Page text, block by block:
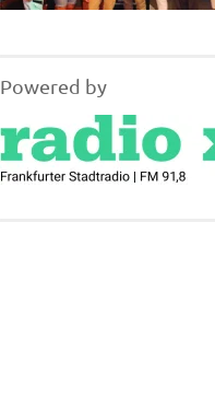
Powered by